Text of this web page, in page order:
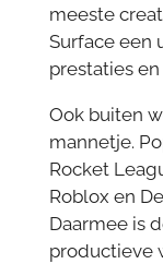
meeste
Surface een
prestaties
Ook buiten
mannetje.
Rocket
Roblox en
Daarmee is
productieve